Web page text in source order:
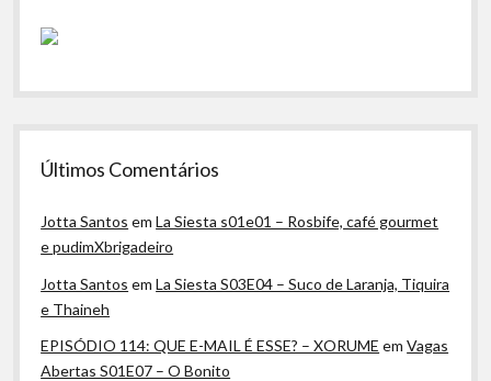
Últimos Comentários
Jotta Santos emLa Siesta s01e01 – Rosbife, café gourmet
e pudimXbrigadeiro
Jotta Santos emLa Siesta S03E04 – Suco de Laranja, Tiquira
e Thaineh
EPISÓDIO 114: QUE E-MAIL É ESSE? – XORUME emVagas
Abertas S01E07 – O Bonito